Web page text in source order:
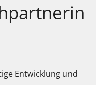
Entwicklung und